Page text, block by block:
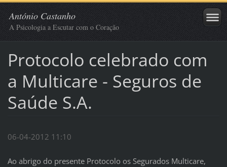
António Castanho
A Psicologia a Escutar com o Coração
Protocolo celebrado com
a Multicare - Seguros de
Saúde S.A.
06-04-2012 11:10
Ao abrigo do presente Protocolo os Segurados Multicare,